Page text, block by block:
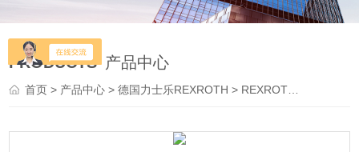
PRODUCTS 产品中心
首页> 产品中心 >德国力士乐REXROTH > REXROTH泵